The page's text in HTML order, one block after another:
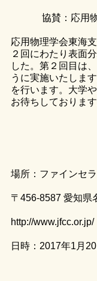
協賛：応用
応用物理学会東海
２回にわたり表面
した。第２回目は
うに実施いたしま
を行います。大学
お待ちしております
場所：ファインセ
〒456-8587 愛知県
http://www.jfcc.or.jp/
日時：2017年1月